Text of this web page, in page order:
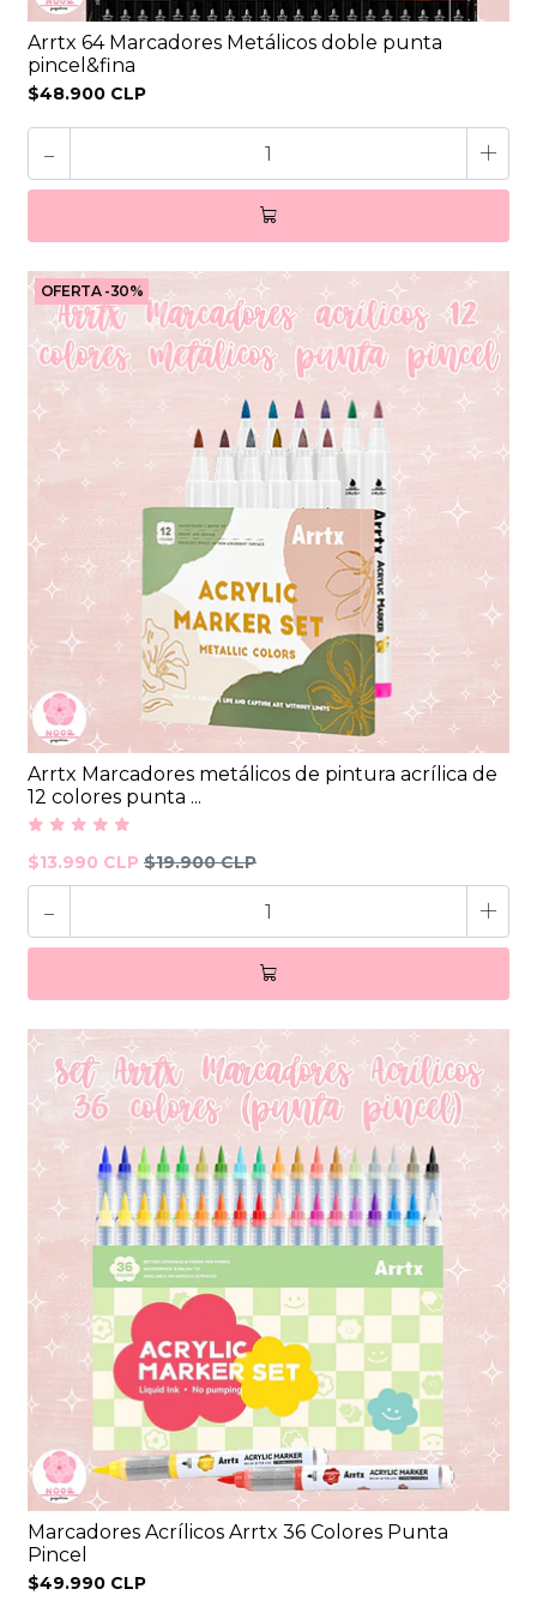
Arrtx 64 Marcadores Metálicos doble punta
pincel&fina
$48.900 CLP
- +
OFERTA -30%
Arrtx Marcadores metálicos de pintura acrílica de
12 colores punta ...
$13.990 CLP $19.900 CLP
- +
Marcadores Acrílicos Arrtx 36 Colores Punta
Pincel
$49.990 CLP